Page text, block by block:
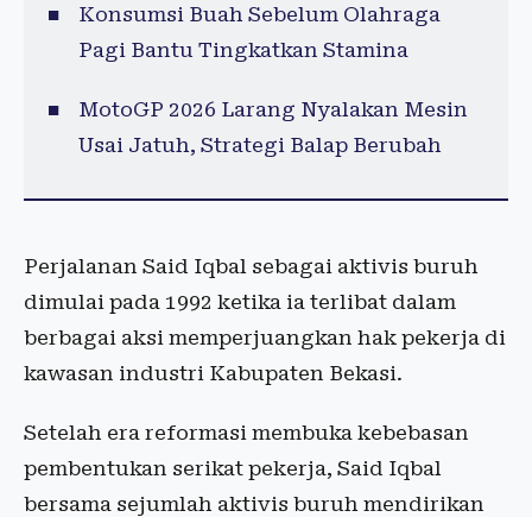
Konsumsi Buah Sebelum Olahraga
Pagi Bantu Tingkatkan Stamina
MotoGP 2026 Larang Nyalakan Mesin
Usai Jatuh, Strategi Balap Berubah
Perjalanan Said Iqbal sebagai aktivis buruh
dimulai pada 1992 ketika ia terlibat dalam
berbagai aksi memperjuangkan hak pekerja di
kawasan industri Kabupaten Bekasi.
Setelah era reformasi membuka kebebasan
pembentukan serikat pekerja, Said Iqbal
bersama sejumlah aktivis buruh mendirikan